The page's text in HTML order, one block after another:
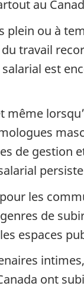
au
plein ou à
travail
est
même
de gestion
les
de
espaces
ont